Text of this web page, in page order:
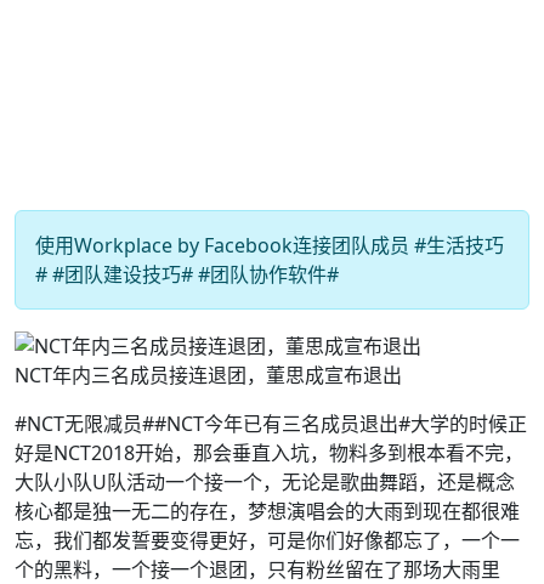
使用Workplace by Facebook连接团队成员 #生活技巧
# #团队建设技巧# #团队协作软件#
NCT年内三名成员接连退团，董思成宣布退出
#NCT无限减员##NCT今年已有三名成员退出#大学的时候正
好是NCT2018开始，那会垂直入坑，物料多到根本看不完，
大队小队U队活动一个接一个，无论是歌曲舞蹈，还是概念
核心都是独一无二的存在，梦想演唱会的大雨到现在都很难
忘，我们都发誓要变得更好，可是你们好像都忘了，一个一
个的黑料，一个接一个退团，只有粉丝留在了那场大雨里